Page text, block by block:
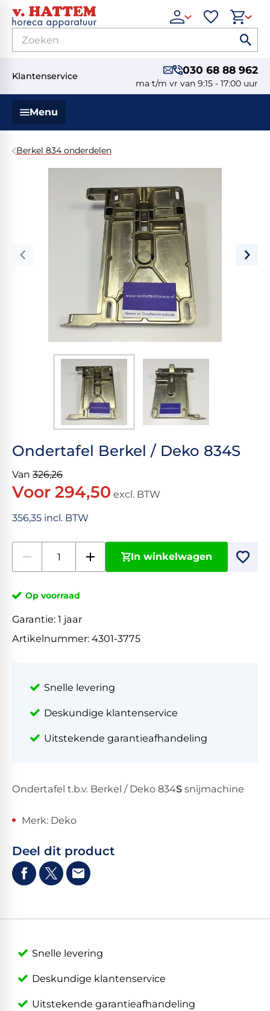
Klantenservice 030 68 88 962
ma t/m vr van 9:15 - 17:00 uur
Menu
Berkel 834 onderdelen
Ondertafel Berkel / Deko 834S
Van 326,26
Voor 294,50 excl. BTW
356,35 incl. BTW
In winkelwagen
Op voorraad
Garantie: 1 jaar
Artikelnummer: 4301-3775
Snelle levering
Deskundige klantenservice
Uitstekende garantieafhandeling
Ondertafel t.b.v. Berkel / Deko 834S snijmachine
Merk: Deko
Deel dit product
Snelle levering
Deskundige klantenservice
Uitstekende garantieafhandeling